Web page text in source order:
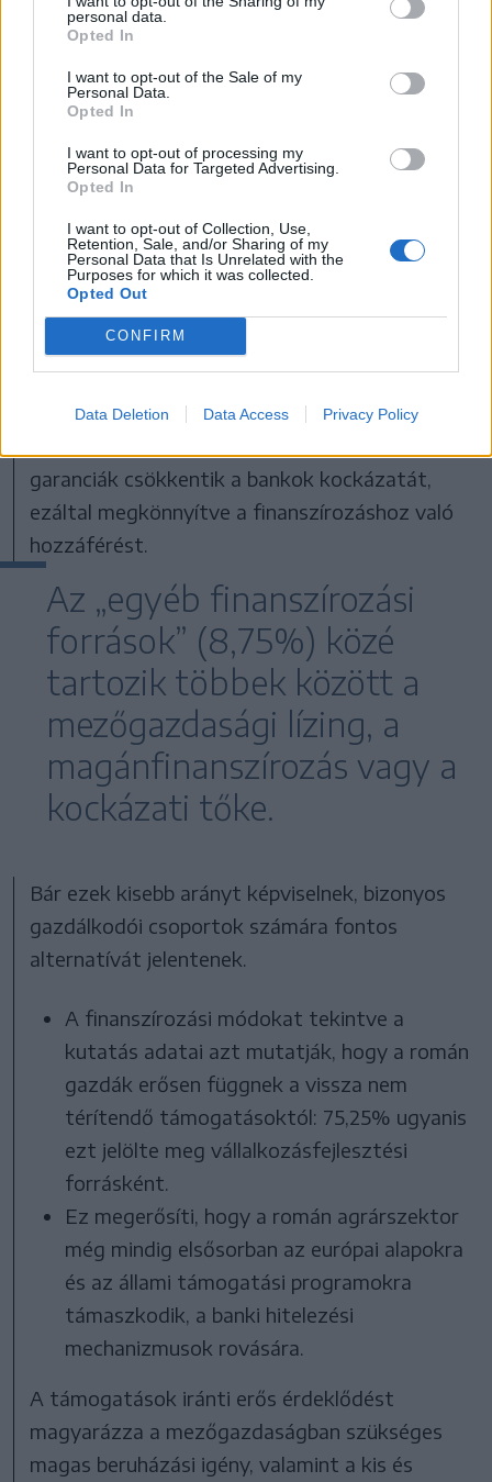
personal data.
Opted In
I want to opt-out of the Sale of my
Personal Data.
Opted In
I want to opt-out of processing my
Personal Data for Targeted Advertising.
Opted In
I want to opt-out of Collection, Use,
Retention, Sale, and/or Sharing of my
Personal Data that Is Unrelated with the
Purposes for which it was collected.
Opted Out
CONFIRM
Data Deletion Data Access Privacy Policy
Nagy hírverés nélkül hirdette meg
partiumi és Kolozs megyei
gazdapályázatait a magyar állami
pénzekből finanszírozott erdélyi
gazdaságfejlesztési program
lebonyolítására szolgáló Pro Economica
Alapítvány. A részletekről Kozma Mónika
Az állam által garantált hitelek – amelyeket
24,75% preferál – szintén fontos finanszírozási
formát jelentenek, különösen azoknak az
agrár-KKV-knak, amelyek a szigorú fedezeti
követelmények miatt nem jutnak hozzá
garanciák csökkentik a bankok kockázatát,
ezáltal megkönnyítve a finanszírozáshoz való
hozzáférést.
Az „egyéb finanszírozási
források” (8,75%) közé
tartozik többek között a
mezőgazdasági lízing, a
magánfinanszírozás vagy a
kockázati tőke.
Bár ezek kisebb arányt képviselnek, bizonyos
gazdálkodói csoportok számára fontos
alternatívát jelentenek.
A finanszírozási módokat tekintve a
kutatás adatai azt mutatják, hogy a román
gazdák erősen függnek a vissza nem
térítendő támogatásoktól: 75,25% ugyanis
ezt jelölte meg vállalkozásfejlesztési
forrásként.
Ez megerősíti, hogy a román agrárszektor
még mindig elsősorban az európai alapokra
és az állami támogatási programokra
támaszkodik, a banki hitelezési
mechanizmusok rovására.
A támogatások iránti erős érdeklődést
magyarázza a mezőgazdaságban szükséges
magas beruházási igény, valamint a kis és